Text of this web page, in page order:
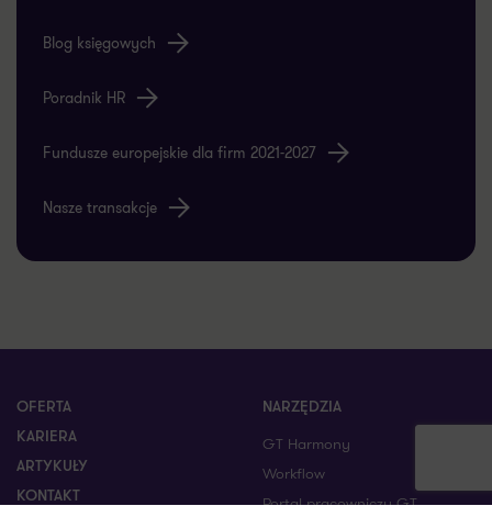
Blog księgowych
Poradnik HR
Fundusze europejskie dla firm 2021-2027
Nasze transakcje
OFERTA
KARIERA
ARTYKUŁY
KONTAKT
NARZĘDZIA
GT Harmony
Workflow